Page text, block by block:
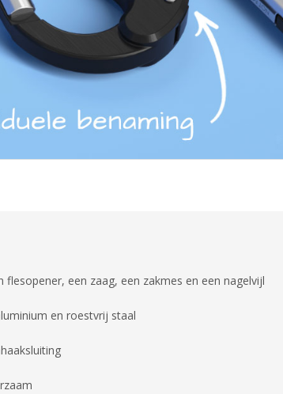
flesopener, een zaag, een zakmes en een nagelvijl
en roestvrij staal